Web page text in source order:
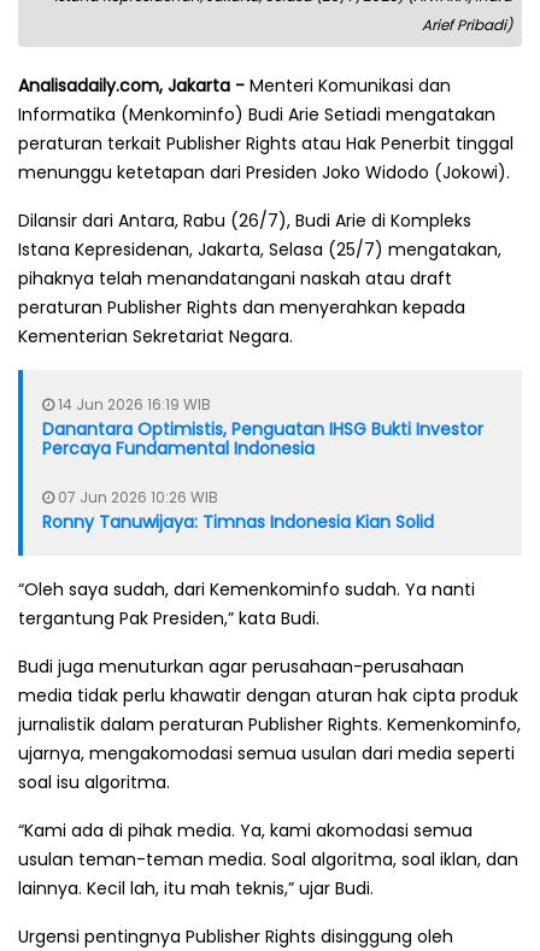
Arief Pribadi)
Analisadaily.com, Jakarta - Menteri Komunikasi dan
Informatika (Menkominfo) Budi Arie Setiadi mengatakan
peraturan terkait Publisher Rights atau Hak Penerbit tinggal
menunggu ketetapan dari Presiden Joko Widodo (Jokowi).
Dilansir dari Antara, Rabu (26/7), Budi Arie di Kompleks
Istana Kepresidenan, Jakarta, Selasa (25/7) mengatakan,
pihaknya telah menandatangani naskah atau draft
peraturan Publisher Rights dan menyerahkan kepada
Kementerian Sekretariat Negara.
14 Jun 2026 16:19 WIB
Danantara Optimistis, Penguatan IHSG Bukti Investor
Percaya Fundamental Indonesia
07 Jun 2026 10:26 WIB
Ronny Tanuwijaya: Timnas Indonesia Kian Solid
“Oleh saya sudah, dari Kemenkominfo sudah. Ya nanti
tergantung Pak Presiden,” kata Budi.
Budi juga menuturkan agar perusahaan-perusahaan
media tidak perlu khawatir dengan aturan hak cipta produk
jurnalistik dalam peraturan Publisher Rights. Kemenkominfo,
ujarnya, mengakomodasi semua usulan dari media seperti
soal isu algoritma.
“Kami ada di pihak media. Ya, kami akomodasi semua
usulan teman-teman media. Soal algoritma, soal iklan, dan
lainnya. Kecil lah, itu mah teknis,” ujar Budi.
Urgensi pentingnya Publisher Rights disinggung oleh